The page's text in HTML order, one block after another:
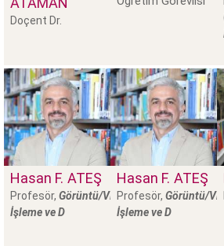
Doçent Dr.
Hasan F. ATEŞ
Profesör, Görüntü/Video
İşleme ve D
Hasan F. ATEŞ
Profesör, Görüntü/
İşleme ve D